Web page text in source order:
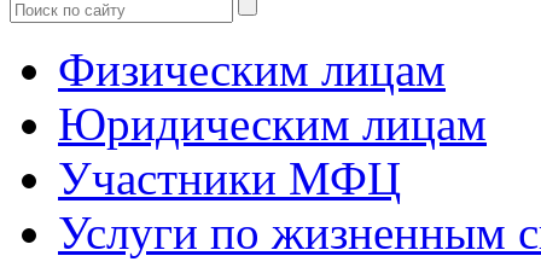
Физическим лицам
Юридическим лицам
Участники МФЦ
Услуги по жизненным